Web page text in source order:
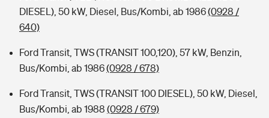
DIESEL), 50 kW, Diesel, Bus/Kombi, ab 1986(0928 /
640)
Ford Transit, TWS (TRANSIT 100,120), 57 kW, Benzin,
Bus/Kombi, ab 1986(0928 / 678)
Ford Transit, TWS (TRANSIT 100 DIESEL), 50 kW, Diesel,
Bus/Kombi, ab 1988 (0928 / 679)